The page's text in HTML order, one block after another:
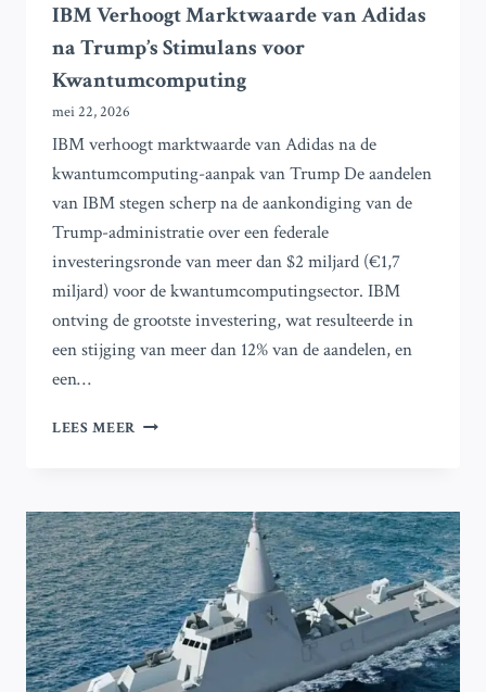
IBM Verhoogt Marktwaarde van Adidas
na Trump’s Stimulans voor
Kwantumcomputing
mei 22, 2026
IBM verhoogt marktwaarde van Adidas na de
kwantumcomputing-aanpak van Trump De aandelen
van IBM stegen scherp na de aankondiging van de
Trump-administratie over een federale
investeringsronde van meer dan $2 miljard (€1,7
miljard) voor de kwantumcomputingsector. IBM
ontving de grootste investering, wat resulteerde in
een stijging van meer dan 12% van de aandelen, en
een…
LEES MEER IBM
ADIDAS
NA
TRUMP’S
STIMULANS
VOOR
KWANTUMCOMPUTING